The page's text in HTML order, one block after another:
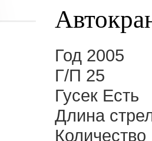
Год 2005
Г/П 25
Гусек Есть
Длина